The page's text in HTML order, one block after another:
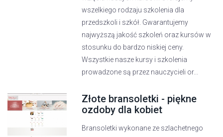
wszelkiego rodzaju szkolenia dla
przedszkoli i szkół. Gwarantujemy
najwyższą jakość szkoleń oraz kursów w
stosunku do bardzo niskiej ceny.
Wszystkie nasze kursy i szkolenia
prowadzone są przez nauczycieli or...
Złote bransoletki - piękne
ozdoby dla kobiet
Bransoletki wykonane ze szlachetnego